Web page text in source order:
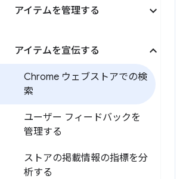
アイテムを管理する
アイテムを宣伝する
Chrome ウェブストアでの検
索
ユーザー フィードバックを
管理する
ストアの掲載情報の指標を分
析する